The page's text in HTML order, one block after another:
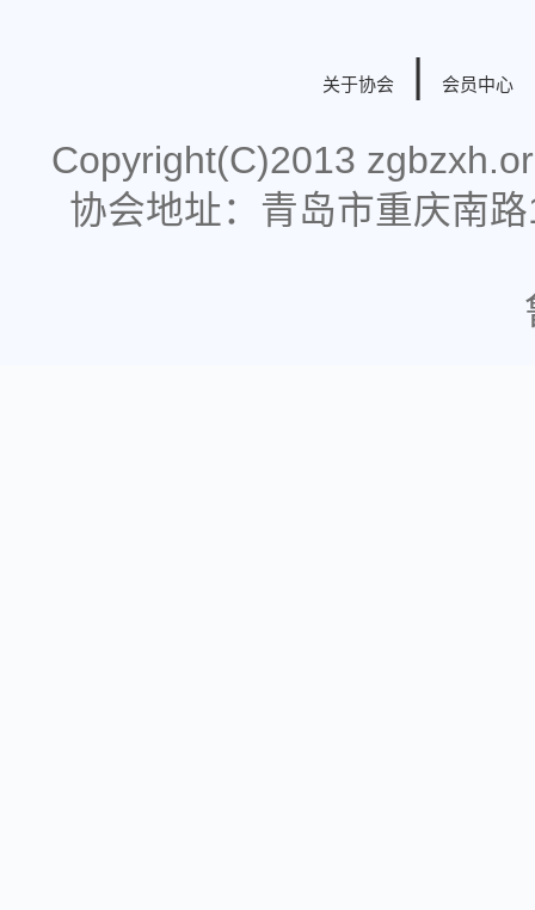
关于协会 | 会员中心
Copyright(C)2013
协会地址：青岛市重庆南